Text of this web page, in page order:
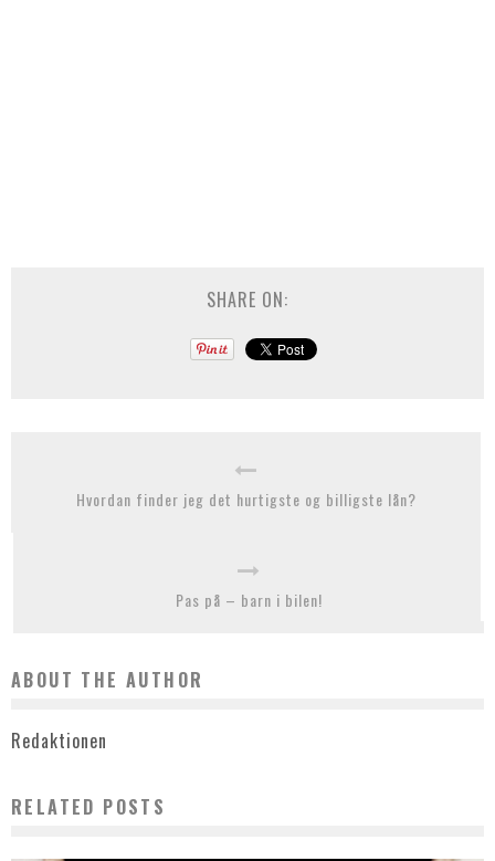
SHARE ON:
Hvordan finder jeg det hurtigste og billigste lån?
Pas på – barn i bilen!
ABOUT THE AUTHOR
Redaktionen
RELATED POSTS